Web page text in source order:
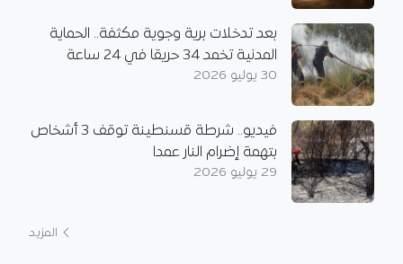
بعد تدخلات برية وجوية مكثفة.. الحماية
المدنية تخمد 34 حريقا في 24 ساعة
30 يوليو 2026
فيديو.. شرطة قسنطينة توقف 3 أشخاص
بتهمة إضرام النار عمدا
29 يوليو 2026
المزيد